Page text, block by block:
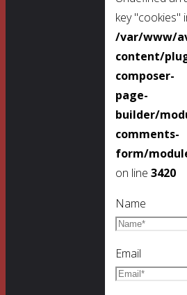
key "cookies"
/var/www/
content/
composer-
page-
builder/
comments-
form/
on line 3420
Name
Email